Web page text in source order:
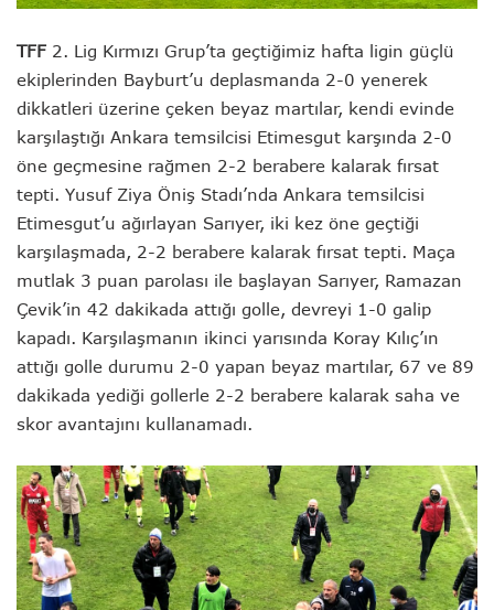
TFF 2. Lig Kırmızı Grup’ta geçtiğimiz hafta ligin güçlü
ekiplerinden Bayburt’u deplasmanda 2-0 yenerek
dikkatleri üzerine çeken beyaz martılar, kendi evinde
karşılaştığı Ankara temsilcisi Etimesgut karşında 2-0
öne geçmesine rağmen 2-2 berabere kalarak fırsat
tepti. Yusuf Ziya Öniş Stadı’nda Ankara temsilcisi
Etimesgut’u ağırlayan Sarıyer, iki kez öne geçtiği
karşılaşmada, 2-2 berabere kalarak fırsat tepti. Maça
mutlak 3 puan parolası ile başlayan Sarıyer, Ramazan
Çevik’in 42 dakikada attığı golle, devreyi 1-0 galip
kapadı. Karşılaşmanın ikinci yarısında Koray Kılıç’ın
attığı golle durumu 2-0 yapan beyaz martılar, 67 ve 89
dakikada yediği gollerle 2-2 berabere kalarak saha ve
skor avantajını kullanamadı.